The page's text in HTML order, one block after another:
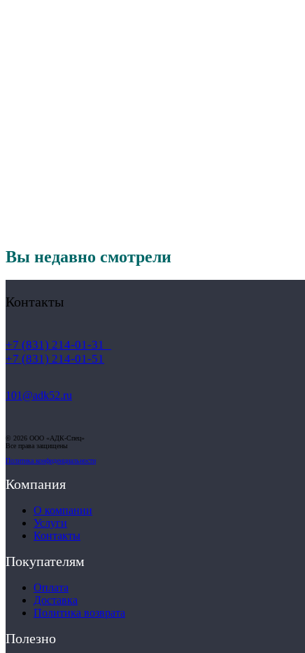
Вы недавно смотрели
Контакты
+7 (831) 214-01-31
+7 (831) 214-01-51
101@adk52.ru
© 2026 ООО «АДК-Спец»
Все права защищены
Политика конфиденциальности
Компания
О компании
Услуги
Контакты
Покупателям
Оплата
Доставка
Политика возврата
Полезно